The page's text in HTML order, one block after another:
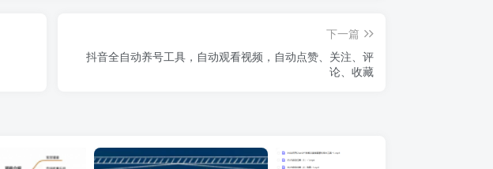
下一篇
抖音全自动养号工具，自动观看视频，自动点赞、关注、评
论、收藏